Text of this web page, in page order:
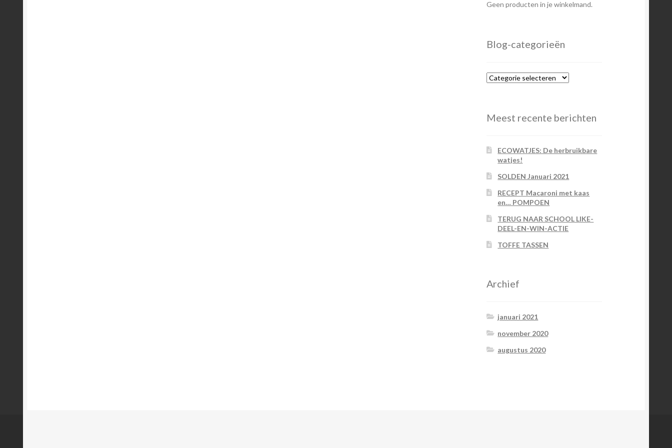
Geen producten in je winkelmand.
Blog-categorieën
Blog-
Meest recente berichten
ECOWATJES: De herbruikbare
watjes!
SOLDEN Januari 2021
RECEPT Macaroni met kaas
en… POMPOEN
TERUG NAAR SCHOOL LIKE-
DEEL-EN-WIN-ACTIE
TOFFE TASSEN
Archief
januari 2021
november 2020
augustus 2020